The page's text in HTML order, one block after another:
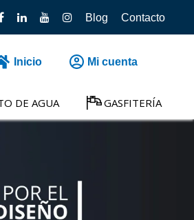
Blog Contacto
Inicio Mi cuenta
DE AGUA GASFITERÍA